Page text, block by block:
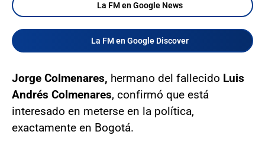
La FM en Google News
La FM en Google Discover
Jorge Colmenares, hermano del fallecido Luis
Andrés Colmenares, confirmó que está
interesado en meterse en la política,
exactamente en Bogotá.